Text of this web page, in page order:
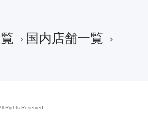
国内店舗一覧
Rights Reserved.